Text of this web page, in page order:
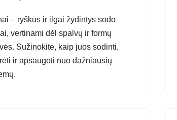
– ryškūs ir ilgai žydintys sodo
vertinami dėl spalvų ir formų
Sužinokite, kaip juos sodinti,
ir apsaugoti nuo dažniausių